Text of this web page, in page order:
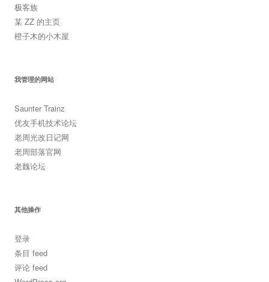
极客族
某 ZZ 的主页
橙子木的小木屋
我管理的网站
Saunter Trainz
优友手机技术论坛
老周光改日记网
老周部落官网
老魏论坛
其他操作
登录
条目 feed
评论 feed